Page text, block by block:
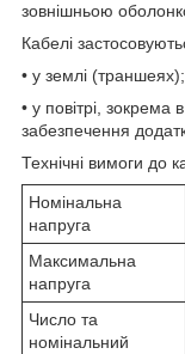
зовнішньою
Кабелі
• у землі (траншеях);
• у повітрі,
забезпечення
Технічні вимоги до
Номінальна
напруга
Максимальна
напруга
Число та
номінальний